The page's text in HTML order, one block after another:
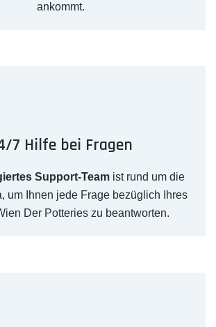
ankommt.
7 Hilfe bei Fragen
Support-Teamist rund um die
um Ihnen jede Frage bezüglich Ihres
Der Potteries zu beantworten.